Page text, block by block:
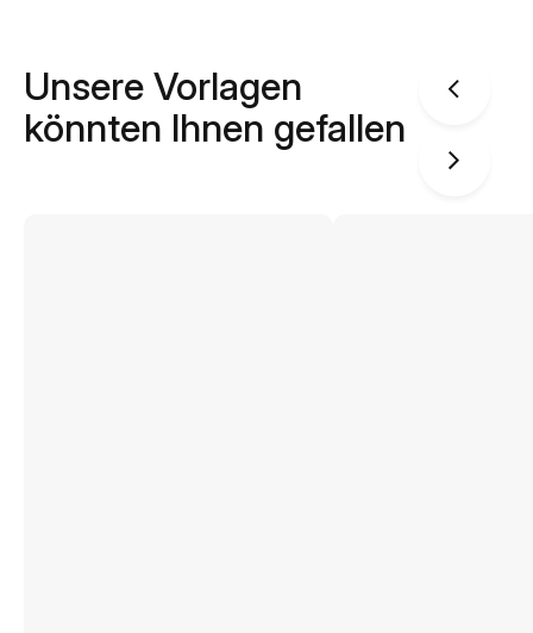
Unsere Vorlagen
könnten Ihnen gefallen